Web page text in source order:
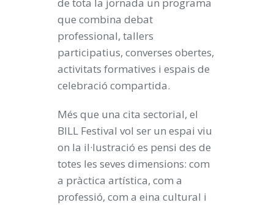
de tota la jornada un programa
que combina debat
professional, tallers
participatius, converses obertes,
activitats formatives i espais de
celebració compartida.
Més que una cita sectorial, el
BILL Festival vol ser un espai viu
on la il·lustració es pensi des de
totes les seves dimensions: com
a pràctica artística, com a
professió, com a eina cultural i